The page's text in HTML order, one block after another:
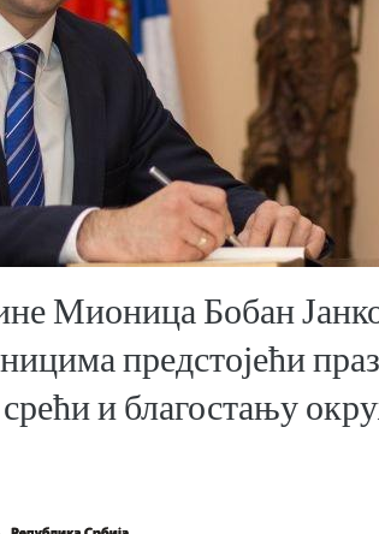
Мионица Бобан
предстојећи
и благостању